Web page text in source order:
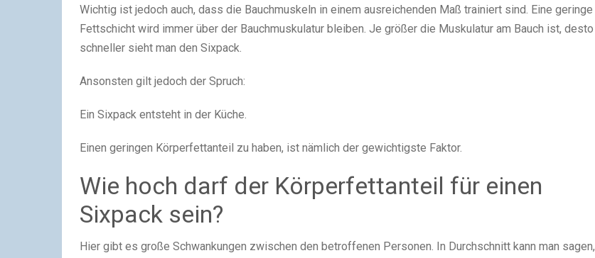
Wichtig ist jedoch auch, dass die Bauchmuskeln in einem ausreichenden Maß trainiert sind. Eine geringe
Fettschicht wird immer über der Bauchmuskulatur bleiben. Je größer die Muskulatur am Bauch ist, desto
schneller sieht man den Sixpack.
Ansonsten gilt jedoch der Spruch:
Ein Sixpack entsteht in der Küche.
Einen geringen Körperfettanteil zu haben, ist nämlich der gewichtigste Faktor.
Wie hoch darf der Körperfettanteil für einen
Sixpack sein?
Hier gibt es große Schwankungen zwischen den betroffenen Personen. In Durchschnitt kann man sagen,